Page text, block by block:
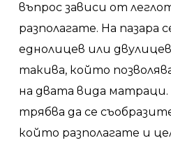
въпрос зависи от
разполагате. На пазара
еднолицев или
такива, който
на двата вида матраци.
трябва да се
който разполагате и